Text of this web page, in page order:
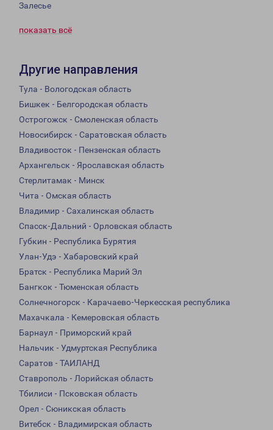
Залесье
показать всё
Другие направления
Тула - Вологодская область
Бишкек - Белгородская область
Острогожск - Смоленская область
Новосибирск - Саратовская область
Владивосток - Пензенская область
Архангельск - Ярославская область
Стерлитамак - Минск
Чита - Омская область
Владимир - Сахалинская область
Спасск-Дальний - Орловская область
Губкин - Республика Бурятия
Улан-Удэ - Хабаровский край
Братск - Республика Марий Эл
Бангкок - Тюменская область
Солнечногорск - Карачаево-Черкесская республика
Махачкала - Кемеровская область
Барнаул - Приморский край
Нальчик - Удмуртская Республика
Саратов - ТАИЛАНД
Ставрополь - Лорийская область
Тбилиси - Псковская область
Орел - Сюникская область
Витебск - Владимирская область